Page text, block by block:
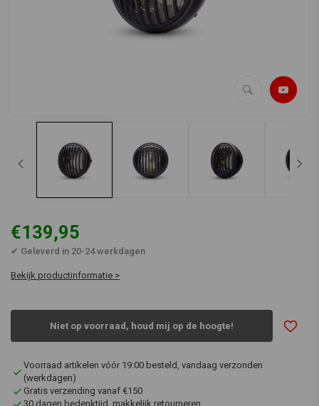
€139,95
✔ Geleverd in 20-24 werkdagen
Bekijk productinformatie >
Niet op voorraad, houd mij op de hoogte!
Voorraad artikelen vóór 19:00 besteld, vandaag verzonden
(werkdagen)
Gratis verzending vanaf €150
30 dagen bedenktijd, makkelijk retourneren